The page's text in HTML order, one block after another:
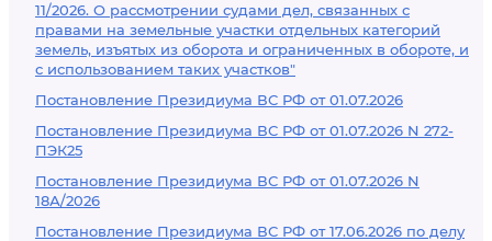
11/2026. О рассмотрении судами дел, связанных с
правами на земельные участки отдельных категорий
земель, изъятых из оборота и ограниченных в обороте, и
с использованием таких участков"
Постановление Президиума ВС РФ от 01.07.2026
Постановление Президиума ВС РФ от 01.07.2026 N 272-
ПЭК25
Постановление Президиума ВС РФ от 01.07.2026 N
18А/2026
Постановление Президиума ВС РФ от 17.06.2026 по делу